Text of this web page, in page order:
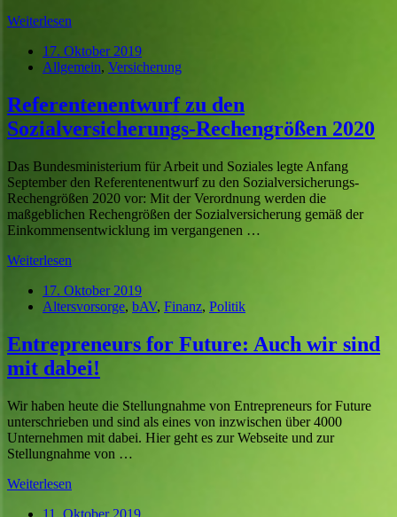
Weiterlesen
17. Oktober 2019
Allgemein, Versicherung
Referentenentwurf zu den
Sozialversicherungs-Rechengrößen 2020
Das Bundesministerium für Arbeit und Soziales legte Anfang
September den Referentenentwurf zu den Sozialversicherungs-
Rechengrößen 2020 vor: Mit der Verordnung werden die
maßgeblichen Rechengrößen der Sozialversicherung gemäß der
Einkommensentwicklung im vergangenen …
Weiterlesen
17. Oktober 2019
Altersvorsorge, bAV, Finanz, Politik
Entrepreneurs for Future: Auch wir sind
mit dabei!
Wir haben heute die Stellungnahme von Entrepreneurs for Future
unterschrieben und sind als eines von inzwischen über 4000
Unternehmen mit dabei. Hier geht es zur Webseite und zur
Stellungnahme von …
Weiterlesen
11. Oktober 2019